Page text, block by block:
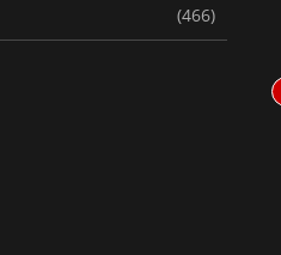
(466)